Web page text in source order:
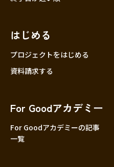
はじめる
プロジェクトをはじめる
資料請求する
For Goodアカデミー
For Goodアカデミーの記事
一覧